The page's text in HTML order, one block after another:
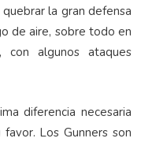
la gran defensa
de aire, sobre todo en
algunos ataques
diferencia necesaria
Los Gunners son